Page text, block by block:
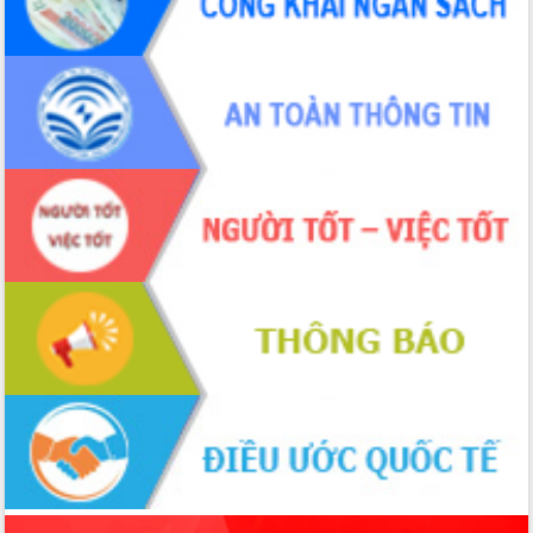
phá cơ chế - Hợp tác công tư
Đề án 06 tạo bước ngoặt đột phá trong
cải cách hành chính tỉnh Đắk Lắk
Kết nối tour, đẩy mạnh chuyển đổi số
để phát triển du lịch Đắk Lắk
Khởi động Dự án Đầu tư xây dựng hạ
tầng kỹ thuật Cụm công nghiệp Tân
Tiến
Gặp mặt các cơ quan báo chí nhân Kỷ
niệm 101 năm Ngày Báo chí Cách
mạng Việt Nam
Đắk Lắk sơ kết 4 năm triển khai thực
hiện Đề án 06 của Chính phủ
Họp báo thông tin về Hội nghị Công bố
Quy hoạch và Xúc tiến đầu tư tỉnh Đắk
Khơi thông điểm nghẽn, đẩy nhanh
giải ngân vốn khắc phục thiên tai
HĐND tỉnh thông qua điều chỉnh Quy
hoạch tỉnh thời kỳ 2021-2030